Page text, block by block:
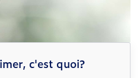
c'est quoi?